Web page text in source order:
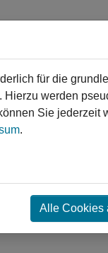
des
für die
werden
Sie jederzeit
.
Alle Cookies